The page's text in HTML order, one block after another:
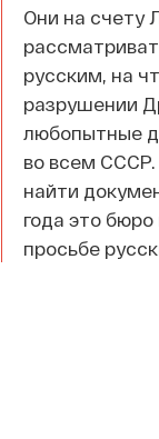
Они на счету
русским, на
разрушении
любопытные
во всем
найти
года это
просьбе